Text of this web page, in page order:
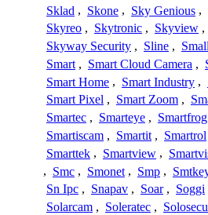
Sklad , Skone , Sky Genious ,
Skyreo , Skytronic , Skyview ,
Skyway Security , Sline ,
Smart , Smart Cloud Camera ,
Smart Home , Smart Industry ,
Smart Pixel , Smart Zoom ,
Smartec , Smarteye , Smartfrog
Smartiscam , Smartit , Smartrol
Smarttek , Smartview ,
, Smc , Smonet , Smp ,
Sn Ipc , Snapav , Soar , Soggi
Solarcam , Soleratec ,